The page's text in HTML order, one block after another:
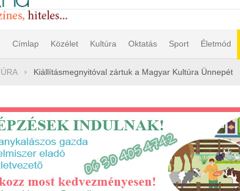
Címlap Közélet Kultúra Oktatás Sport Életmód
Kiállításmegnyitóval zártuk a Magyar Kultúra Ünnepét